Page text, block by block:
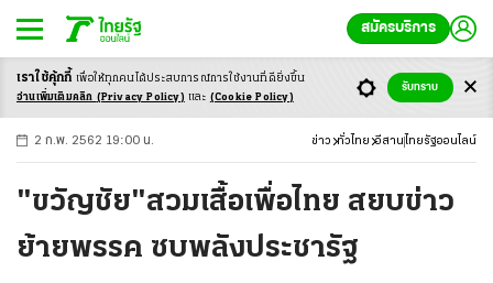
สมัครบริการ
-ก ก ก+
2 ก.พ. 2562 19:00 น. ข่าว ทั่วไทย อีสาน ไทยรัฐออนไลน์
"ขวัญชัย"สวมเสื้อเพื่อไทย สยบข่าว
ย้ายพรรค ซบพลังประชารัฐ
เราใช้คุ้กกี้ เพื่อให้ทุกคนได้ประสบการณ์การใช้งานที่ดียิ่งขึ้น
อ่านเพิ่มเติมคลิก (Privacy Policy) และ (Cookie Policy)
รับทราบ